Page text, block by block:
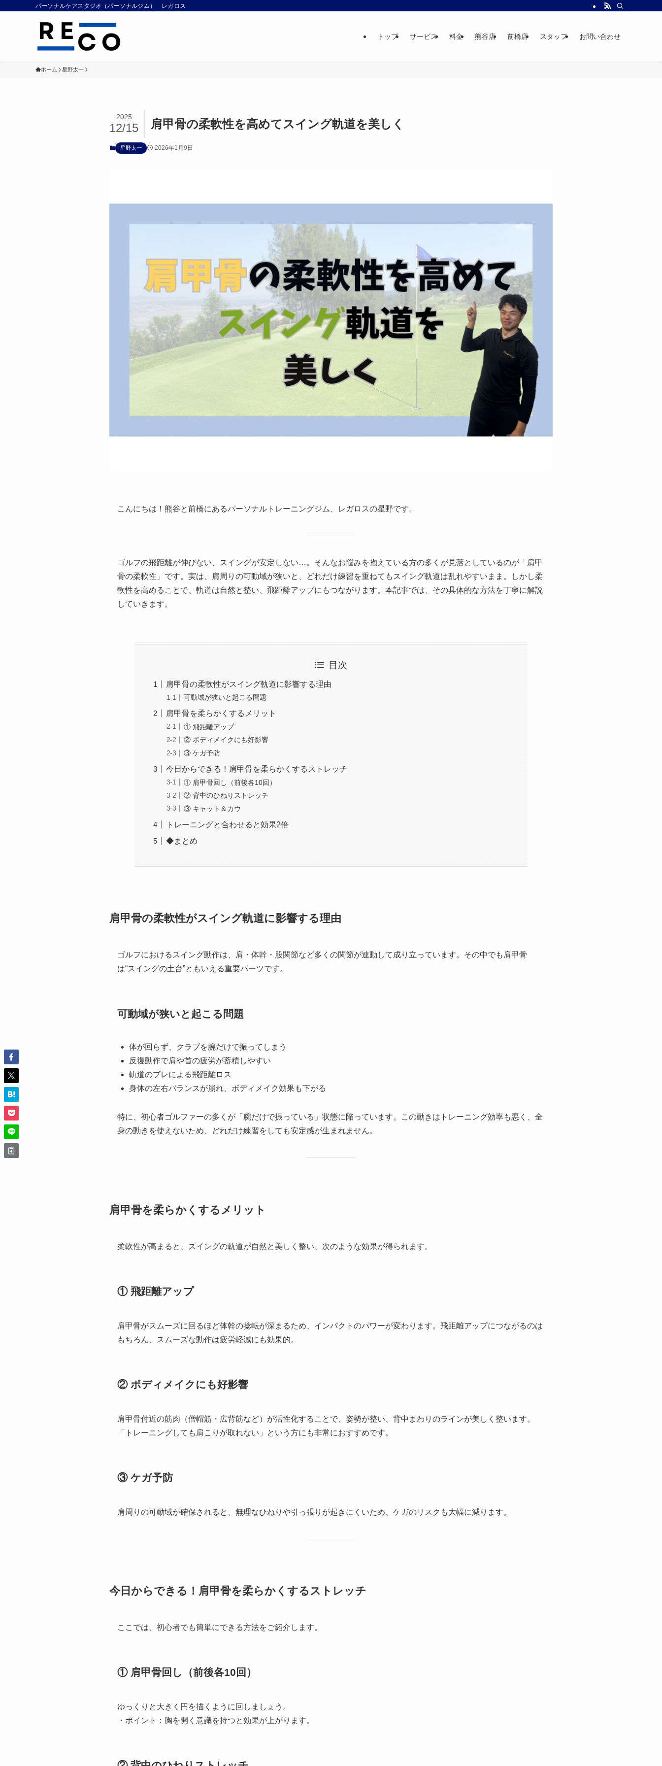
パーソナルケアスタジオ（パーソナルジム） レガロス
トップ サービス 料金 熊谷店 前橋店 スタッフ お問い合わせ
ホーム 星野太一
肩甲骨の柔軟性を高めてスイング軌道を美しく
2025
12/15
星野太一 2026年1月9日
こんにちは！熊谷と前橋にあるパーソナルトレーニングジム、レガロスの星野です。
ゴルフの飛距離が伸びない、スイングが安定しない…。そんなお悩みを抱えている方の多くが見落としているのが「肩甲
骨の柔軟性」です。実は、肩周りの可動域が狭いと、どれだけ練習を重ねてもスイング軌道は乱れやすいまま。しかし柔
軟性を高めることで、軌道は自然と整い、飛距離アップにもつながります。本記事では、その具体的な方法を丁寧に解説
していきます。
目次
肩甲骨の柔軟性がスイング軌道に影響する理由
可動域が狭いと起こる問題
肩甲骨を柔らかくするメリット
① 飛距離アップ
② ボディメイクにも好影響
③ ケガ予防
今日からできる！肩甲骨を柔らかくするストレッチ
① 肩甲骨回し（前後各10回）
② 背中のひねりストレッチ
③ キャット＆カウ
トレーニングと合わせると効果2倍
◆まとめ
肩甲骨の柔軟性がスイング軌道に影響する理由
ゴルフにおけるスイング動作は、肩・体幹・股関節など多くの関節が連動して成り立っています。その中でも肩甲骨
は“スイングの土台”ともいえる重要パーツです。
可動域が狭いと起こる問題
体が回らず、クラブを腕だけで振ってしまう
反復動作で肩や首の疲労が蓄積しやすい
軌道のブレによる飛距離ロス
身体の左右バランスが崩れ、ボディメイク効果も下がる
特に、初心者ゴルファーの多くが「腕だけで振っている」状態に陥っています。この動きはトレーニング効率も悪く、全
身の動きを使えないため、どれだけ練習をしても安定感が生まれません。
肩甲骨を柔らかくするメリット
柔軟性が高まると、スイングの軌道が自然と美しく整い、次のような効果が得られます。
① 飛距離アップ
肩甲骨がスムーズに回るほど体幹の捻転が深まるため、インパクトのパワーが変わります。飛距離アップにつながるのは
もちろん、スムーズな動作は疲労軽減にも効果的。
② ボディメイクにも好影響
肩甲骨付近の筋肉（僧帽筋・広背筋など）が活性化することで、姿勢が整い、背中まわりのラインが美しく整います。
「トレーニングしても肩こりが取れない」という方にも非常におすすめです。
③ ケガ予防
肩周りの可動域が確保されると、無理なひねりや引っ張りが起きにくいため、ケガのリスクも大幅に減ります。
今日からできる！肩甲骨を柔らかくするストレッチ
ここでは、初心者でも簡単にできる方法をご紹介します。
① 肩甲骨回し（前後各10回）
ゆっくりと大きく円を描くように回しましょう。
・ポイント：胸を開く意識を持つと効果が上がります。